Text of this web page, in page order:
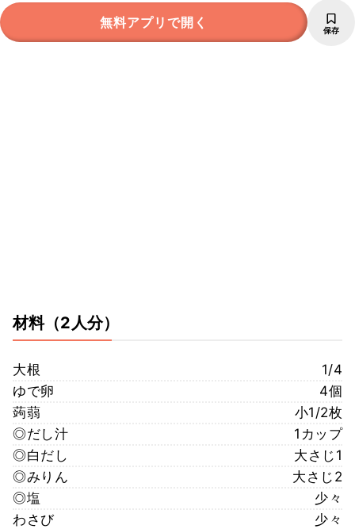
無料アプリで開く 保存
材料（2人分）
大根
1/4
ゆで卵
4個
蒟蒻
小1/2枚
◎だし汁
1カップ
◎白だし
大さじ1
◎みりん
大さじ2
◎塩
少々
わさび
少々